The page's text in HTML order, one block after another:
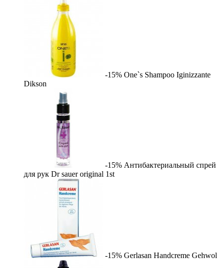
-15% One`s Shampoo Iginizzante
Dikson
-15% Антибактериальный спрей
для рук Dr sauer original 1st
-15% Gerlasan Handcreme Gehwol